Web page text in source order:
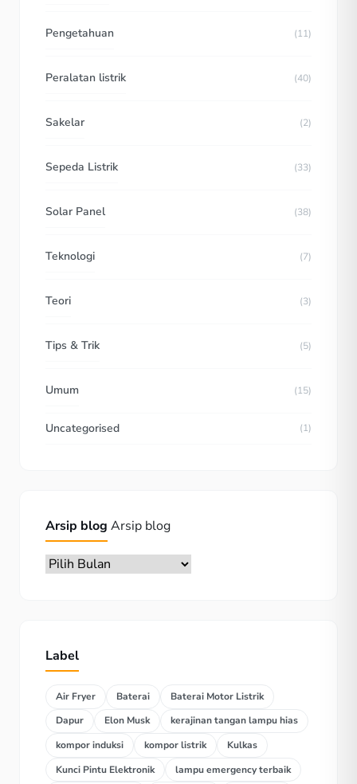
Pengetahuan (11)
Peralatan listrik (40)
Sakelar (2)
Sepeda Listrik (33)
Solar Panel (38)
Teknologi (7)
Teori (3)
Tips & Trik (5)
Umum (15)
Uncategorised (1)
Arsip blog Arsip blog
Label
Air Fryer Baterai
Baterai Motor Listrik
Dapur
Elon Musk
kerajinan tangan lampu hias
kompor induksi
kompor listrik
Kulkas
Kunci Pintu Elektronik
lampu emergency terbaik